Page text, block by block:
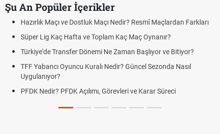
Şu An Popüler İçerikler
Maçı ve Dostluk Maçı Nedir? Resmî Maçlardan Farkları
Kaç Hafta ve Toplam Kaç Maç Oynanır?
Transfer Dönemi Ne Zaman Başlıyor ve Bitiyor?
Oyuncu Kuralı Nedir? Güncel Sezonda Nasıl
PFDK Açılımı, Görevleri ve Karar Süreci
Puan
Futbol